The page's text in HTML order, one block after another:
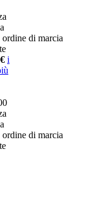
ordine di marcia
i
ordine di marcia